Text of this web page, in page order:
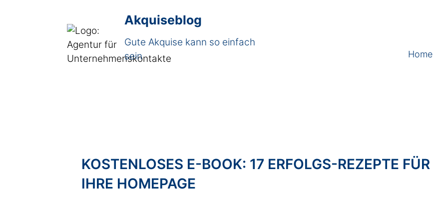
Akquiseblog
Gute Akquise kann so einfach
sein
Home
KOSTENLOSES E-BOOK: 17 ERFOLGS-REZEPTE FÜR
IHRE HOMEPAGE